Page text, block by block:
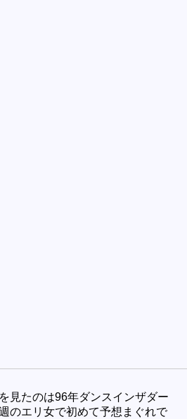
見たのは96年ダンスインザダー
のエリ女で初めて予想まぐれで